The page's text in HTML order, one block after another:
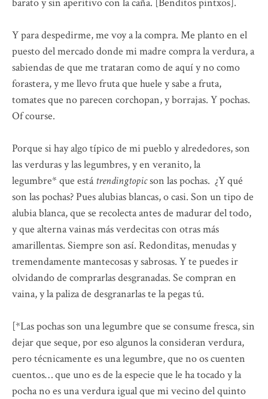
Y para despedirme, me voy a la compra. Me planto en el
puesto del mercado donde mi madre compra la verdura, a
sabiendas de que me trataran como de aquí y no como
forastera, y me llevo fruta que huele y sabe a fruta,
tomates que no parecen corchopan, y borrajas. Y pochas.
Of course.
Porque si hay algo típico de mi pueblo y alrededores, son
las verduras y las legumbres, y en veranito, la
legumbre* que estátrendingtopicson las pochas. ¿Y qué
son las pochas? Pues alubias blancas, o casi. Son un tipo de
alubia blanca, que se recolecta antes de madurar del todo,
y que alterna vainas más verdecitas con otras más
amarillentas. Siempre son así. Redonditas, menudas y
tremendamente mantecosas y sabrosas. Y te puedes ir
olvidando de comprarlas desgranadas. Se compran en
vaina, y la paliza de desgranarlas te la pegas tú.
[*Las pochas son una legumbre que se consume fresca, sin
dejar que seque, por eso algunos la consideran verdura,
pero técnicamente es una legumbre, que no os cuenten
cuentos… que uno es de la especie que le ha tocado y la
pocha no es una verdura igual que mi vecino del quinto